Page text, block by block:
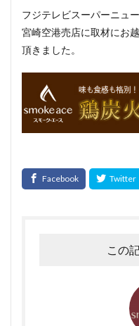
グリーンリング
ジ
軍鶏
シューソーセージ
シュバルツベルダーブラ
ショートカットハム
鶏炭火焼レア－
ス
フジテレビスーパーニュ
宮崎空港売店に取材にお
頂きました。
この